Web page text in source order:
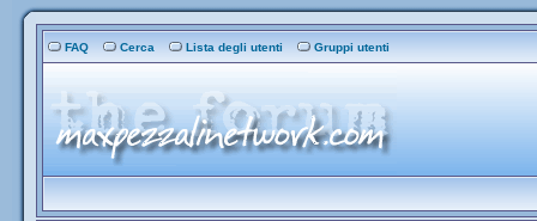
FAQ Cerca Lista degli utenti Gruppi utenti